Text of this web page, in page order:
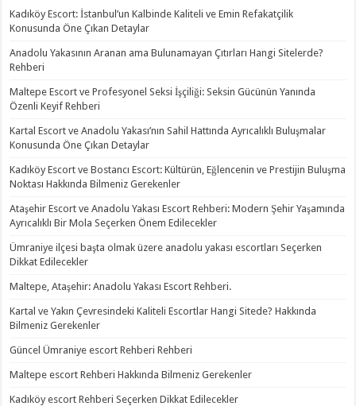
Kadıköy Escort: İstanbul’un Kalbinde Kaliteli ve Emin Refakatçilik
Konusunda Öne Çıkan Detaylar
Anadolu Yakasının Aranan ama Bulunamayan Çıtırları Hangi Sitelerde?
Rehberi
Maltepe Escort ve Profesyonel Seksi İşçiliği: Seksin Gücünün Yanında
Özenli Keyif Rehberi
Kartal Escort ve Anadolu Yakası’nın Sahil Hattında Ayrıcalıklı Buluşmalar
Konusunda Öne Çıkan Detaylar
Kadıköy Escort ve Bostancı Escort: Kültürün, Eğlencenin ve Prestijin Buluşma
Noktası Hakkında Bilmeniz Gerekenler
Ataşehir Escort ve Anadolu Yakası Escort Rehberi: Modern Şehir Yaşamında
Ayrıcalıklı Bir Mola Seçerken Önem Edilecekler
Ümraniye ilçesi başta olmak üzere anadolu yakası escortları Seçerken
Dikkat Edilecekler
Maltepe, Ataşehir: Anadolu Yakası Escort Rehberi.
Kartal ve Yakın Çevresindeki Kaliteli Escortlar Hangi Sitede? Hakkında
Bilmeniz Gerekenler
Güncel Ümraniye escort Rehberi Rehberi
Maltepe escort Rehberi Hakkında Bilmeniz Gerekenler
Kadıköy escort Rehberi Seçerken Dikkat Edilecekler